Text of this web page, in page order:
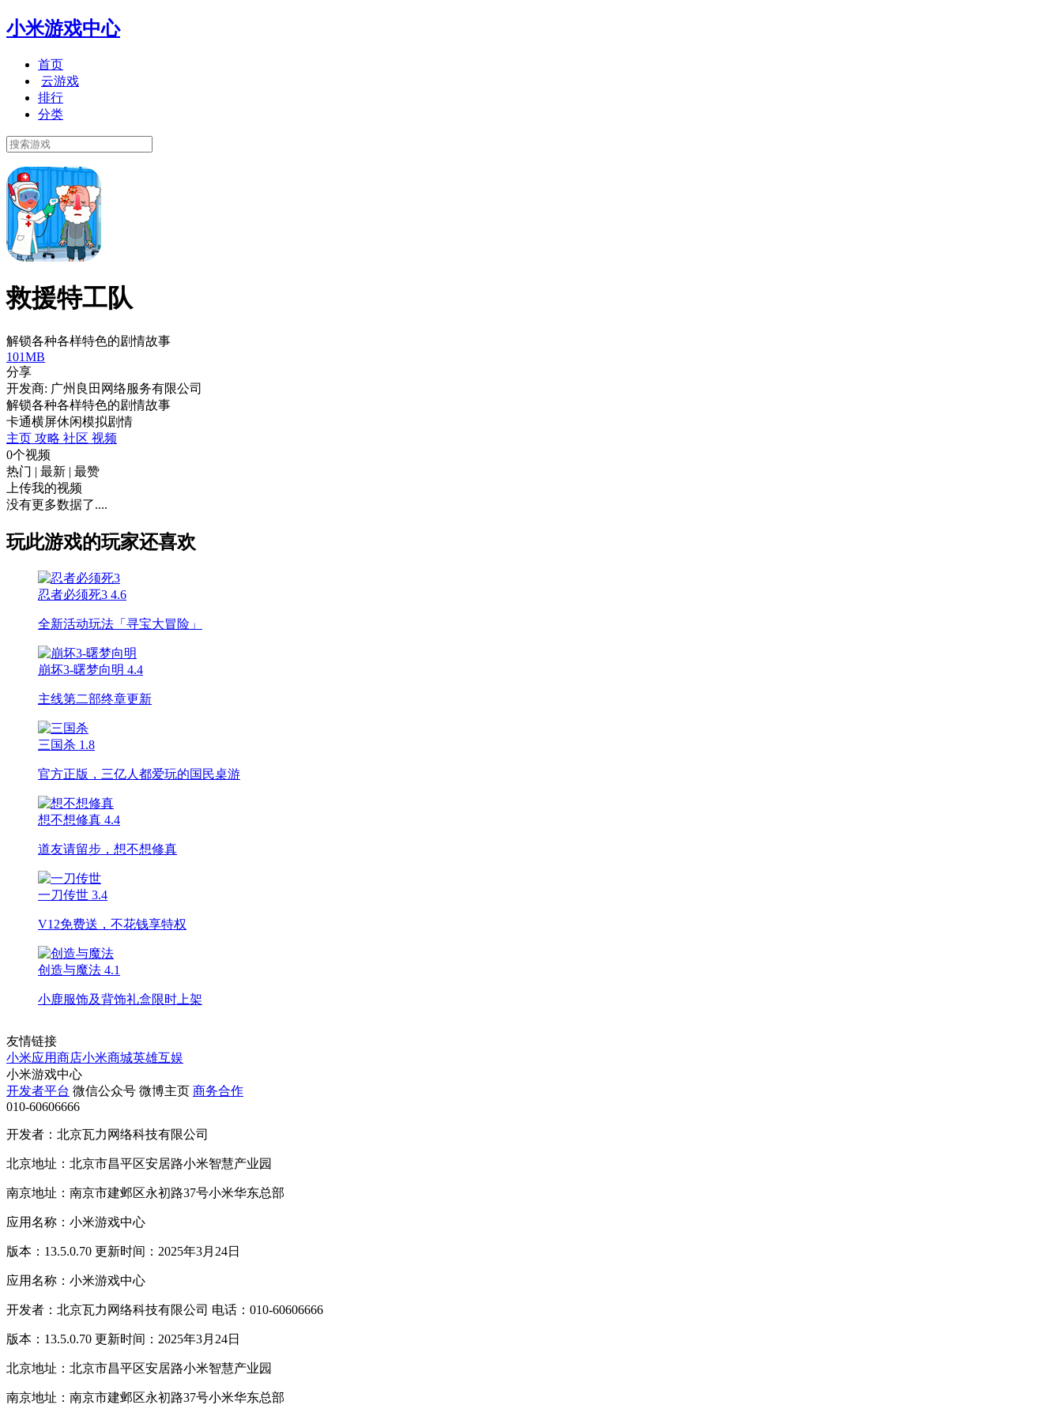
小米游戏中心
首页
云游戏
排行
分类
救援特工队
解锁各种各样特色的剧情故事
101MB
分享
开发商: 广州良田网络服务有限公司
解锁各种各样特色的剧情故事
卡通横屏休闲模拟剧情
主页 攻略 社区 视频
0个视频
热门 | 最新 | 最赞
上传我的视频
没有更多数据了....
玩此游戏的玩家还喜欢
忍者必须死3 4.6
全新活动玩法「寻宝大冒险」
崩坏3-曙梦向明 4.4
主线第二部终章更新
三国杀 1.8
官方正版，三亿人都爱玩的国民桌游
想不想修真 4.4
道友请留步，想不想修真
一刀传世 3.4
V12免费送，不花钱享特权
创造与魔法 4.1
小鹿服饰及背饰礼盒限时上架
友情链接
小米应用商店小米商城英雄互娱
小米游戏中心
开发者平台 微信公众号 微博主页 商务合作
010-60606666
开发者：北京瓦力网络科技有限公司
北京地址：北京市昌平区安居路小米智慧产业园
南京地址：南京市建邺区永初路37号小米华东总部
应用名称：小米游戏中心
版本：13.5.0.70 更新时间：2025年3月24日
应用名称：小米游戏中心
开发者：北京瓦力网络科技有限公司 电话：010-60606666
版本：13.5.0.70 更新时间：2025年3月24日
北京地址：北京市昌平区安居路小米智慧产业园
南京地址：南京市建邺区永初路37号小米华东总部